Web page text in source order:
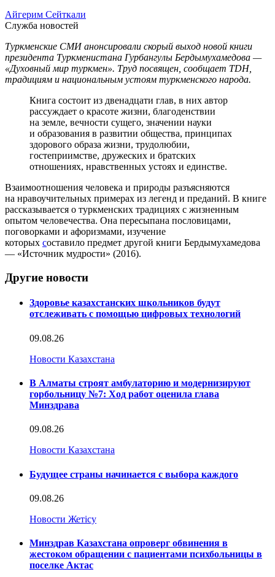
Айгерим Сейткали
Служба новостей
Туркменские СМИ анонсировали скорый выход новой книги
президента Туркменистана Гурбангулы Бердымухамедова —
«Духовный мир туркмен». Труд посвящен, сообщает TDH,
традициям и национальным устоям туркменского народа.
Книга состоит из двенадцати глав, в них автор
рассуждает о красоте жизни, благоденствии
на земле, вечности сущего, значении науки
и образования в развитии общества, принципах
здорового образа жизни, трудолюбии,
гостеприимстве, дружеских и братских
отношениях, нравственных устоях и единстве.
Взаимоотношения человека и природы разъясняются
на нравоучительных примерах из легенд и преданий. В книге
рассказывается о туркменских традициях с жизненным
опытом человечества. Она пересыпана пословицами,
поговорками и афоризмами, изучение
которых составило предмет другой книги Бердымухамедова
— «Источник мудрости» (2016).
Другие новости
Здоровье казахстанских школьников будут
отслеживать с помощью цифровых технологий
09.08.26
Новости Казахстана
В Алматы строят амбулаторию и модернизируют
горбольницу №7: Ход работ оценила глава
Минздрава
09.08.26
Новости Казахстана
Будущее страны начинается с выбора каждого
09.08.26
Новости Жетісу
Минздрав Казахстана опроверг обвинения в
жестоком обращении с пациентами психбольницы в
поселке Актас